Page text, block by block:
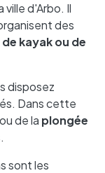
ville d'Arbo. Il
des
kayak ou de
disposez
Dans cette
de la plongée
.
sont les